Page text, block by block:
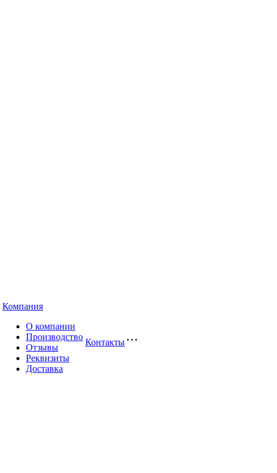
Компания
О компании
Производство
Отзывы
Реквизиты
Доставка
Контакты